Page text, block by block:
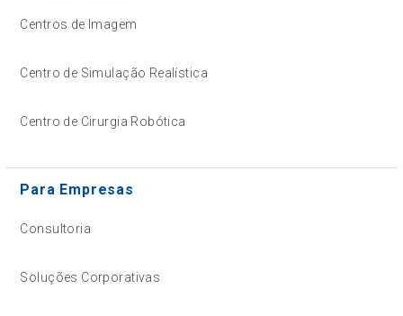
Centros de Imagem
Centro de Simulação Realística
Centro de Cirurgia Robótica
Para Empresas
Consultoria
Soluções Corporativas